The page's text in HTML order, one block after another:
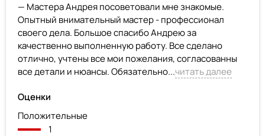
— Мастера Андрея посоветовали мне знакомые.
Опытный внимательный мастер - профессионал
своего дела. Большое спасибо Андрею за
качественно выполненную работу. Все сделано
отлично, учтены все мои пожелания, согласованны
все детали и нюансы. Обязательно...читать далее
Оценки
Положительные
1